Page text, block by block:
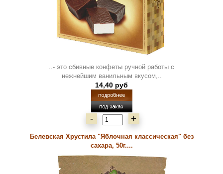
..- это сбивные конфеты ручной работы с
нежнейшим ванильным вкусом,..
14,40 руб
- +
Белевская Хрустила "Яблочная классическая" без
сахара, 50г....